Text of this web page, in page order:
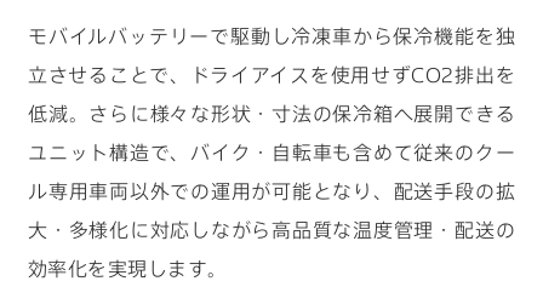
モバイルバッテリーで駆動し冷凍車から保冷機能を独
立させることで、ドライアイスを使用せずCO2排出を
低減。さらに様々な形状・寸法の保冷箱へ展開できる
ユニット構造で、バイク・自転車も含めて従来のクー
ル専用車両以外での運用が可能となり、配送手段の拡
大・多様化に対応しながら高品質な温度管理・配送の
効率化を実現します。